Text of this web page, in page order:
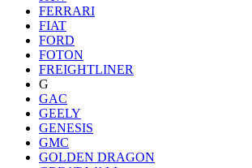
FERRARI
FIAT
FORD
FOTON
FREIGHTLINER
G
GAC
GEELY
GENESIS
GMC
GOLDEN DRAGON